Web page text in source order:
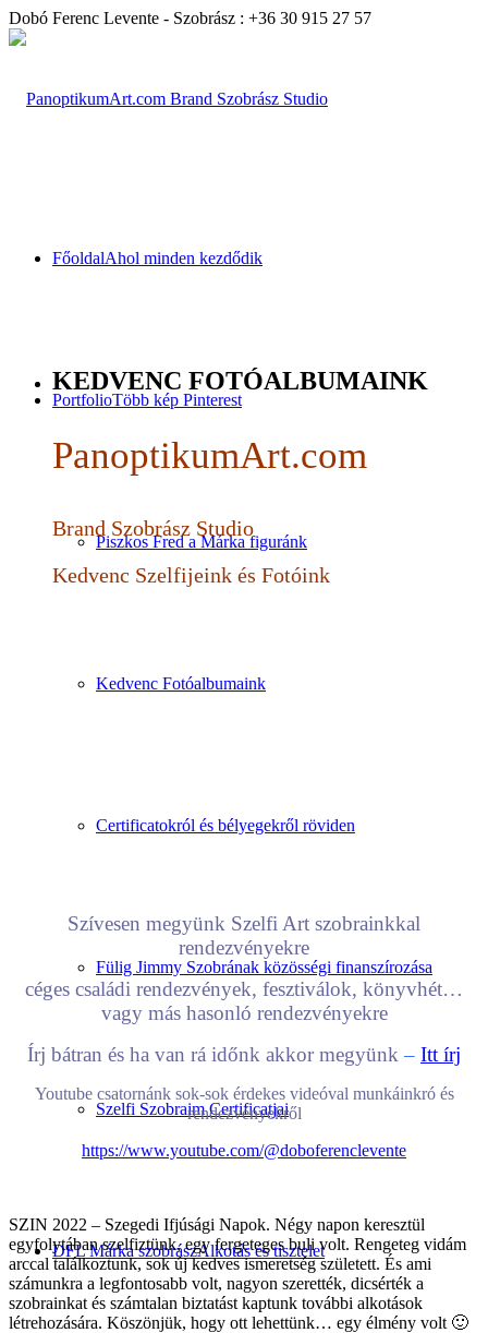
Dobó Ferenc Levente - Szobrász : +36 30 915 27 57
FőoldalAhol minden kezdődik
PortfolioTöbb kép Pinterest
Piszkos Fred a Márka figuránk
Kedvenc Fotóalbumaink
Certificatokról és bélyegekről röviden
Fülig Jimmy Szobrának közösségi finanszírozása
Szelfi Szobraim Certificatjai
DFL Márka szobrászAlkotás és tisztelet
KEDVENC FOTÓALBUMAINK
PanoptikumArt.com
Brand Szobrász Studio
Kedvenc Szelfijeink és Fotóink
Szívesen megyünk Szelfi Art szobrainkkal
rendezvényekre
céges családi rendezvények, fesztiválok, könyvhét…
vagy más hasonló rendezvényekre
Írj bátran és ha van rá időnk akkor megyünk – Itt írj
Youtube csatornánk sok-sok érdekes videóval munkáinkró és
rendezvényekről
https://www.youtube.com/@doboferenclevente
SZIN 2022 – Szegedi Ifjúsági Napok. Négy napon keresztül
egyfolytában szelfiztünk, egy fergeteges buli volt. Rengeteg vidám
arccal találkoztunk, sok új kedves ismeretség született. És ami
számunkra a legfontosabb volt, nagyon szerették, dicsérték a
szobrainkat és számtalan biztatást kaptunk további alkotások
létrehozására. Köszönjük, hogy ott lehettünk… egy élmény volt 🙂